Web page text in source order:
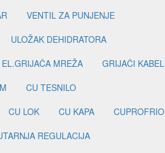
VENTIL ZA PUNJENJE
ULOŽAK DEHIDRATORA
EL.GRIJAČA MREŽA
GRIJAČI KABEL
CU TESNILO
CU LOK CU KAPA
CUPROFRIO
REGULACIJA